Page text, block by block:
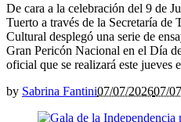
De cara a la celebración del 9 de
Tuerto a través de la Secretaría
Cultural desplegó una serie de
Gran Pericón Nacional en el Día
oficial que se realizará este jueves
by Sabrina Fantini07/07/202607/